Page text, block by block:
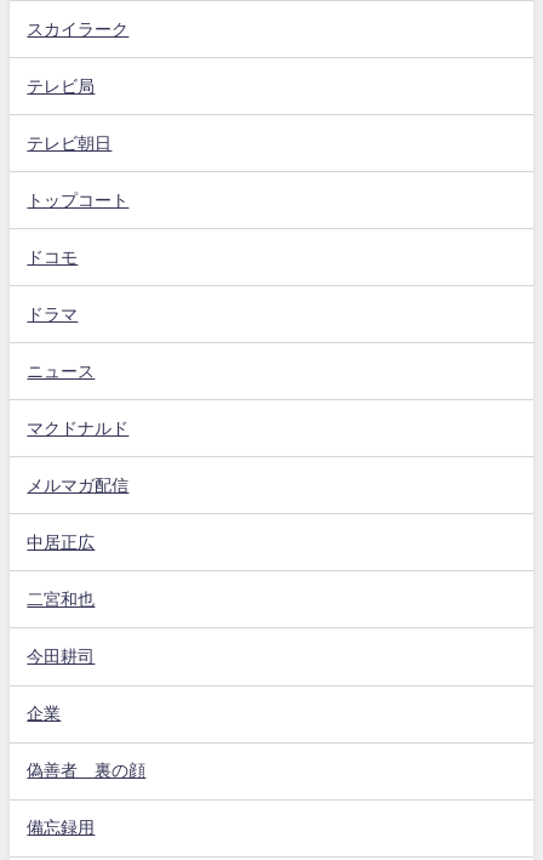
スカイラーク
テレビ局
テレビ朝日
トップコート
ドコモ
ドラマ
ニュース
マクドナルド
メルマガ配信
中居正広
二宮和也
今田耕司
企業
偽善者 裏の顔
備忘録用